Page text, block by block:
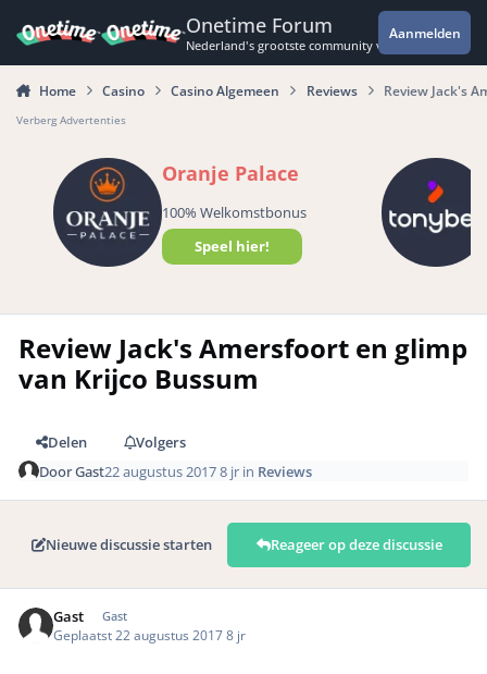
Onetime Forum
Nederland's grootste community voor de
Aanmelden
Home Casino Casino Algemeen Reviews Review Jack's
Verberg Advertenties
Oranje Palace
100% Welkomstbonus
Speel hier!
Review Jack's Amersfoort en glimp
van Krijco Bussum
Delen
Volgers
DoorGast22 augustus 20178 jr in Reviews
Nieuwe discussie starten Reageer op deze discussie
Gast Gast
Geplaatst 22 augustus 20178 jr